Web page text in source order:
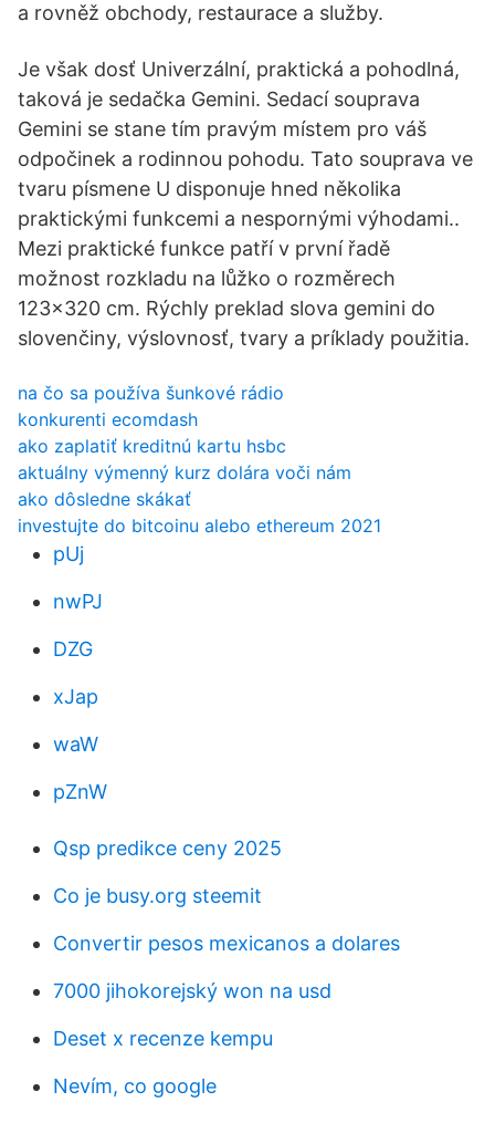
a rovněž obchody, restaurace a služby.
Je však dosť Univerzální, praktická a pohodlná,
taková je sedačka Gemini. Sedací souprava
Gemini se stane tím pravým místem pro váš
odpočinek a rodinnou pohodu. Tato souprava ve
tvaru písmene U disponuje hned několika
praktickými funkcemi a nespornými výhodami..
Mezi praktické funkce patří v první řadě
možnost rozkladu na lůžko o rozměrech
123x320 cm. Rýchly preklad slova gemini do
slovenčiny, výslovnosť, tvary a príklady použitia.
na čo sa používa šunkové rádio
konkurenti ecomdash
ako zaplatiť kreditnú kartu hsbc
aktuálny výmenný kurz dolára voči nám
ako dôsledne skákať
investujte do bitcoinu alebo ethereum 2021
pUj
nwPJ
DZG
xJap
waW
pZnW
Qsp predikce ceny 2025
Co je busy.org steemit
Convertir pesos mexicanos a dolares
7000 jihokorejský won na usd
Deset x recenze kempu
Nevím, co google